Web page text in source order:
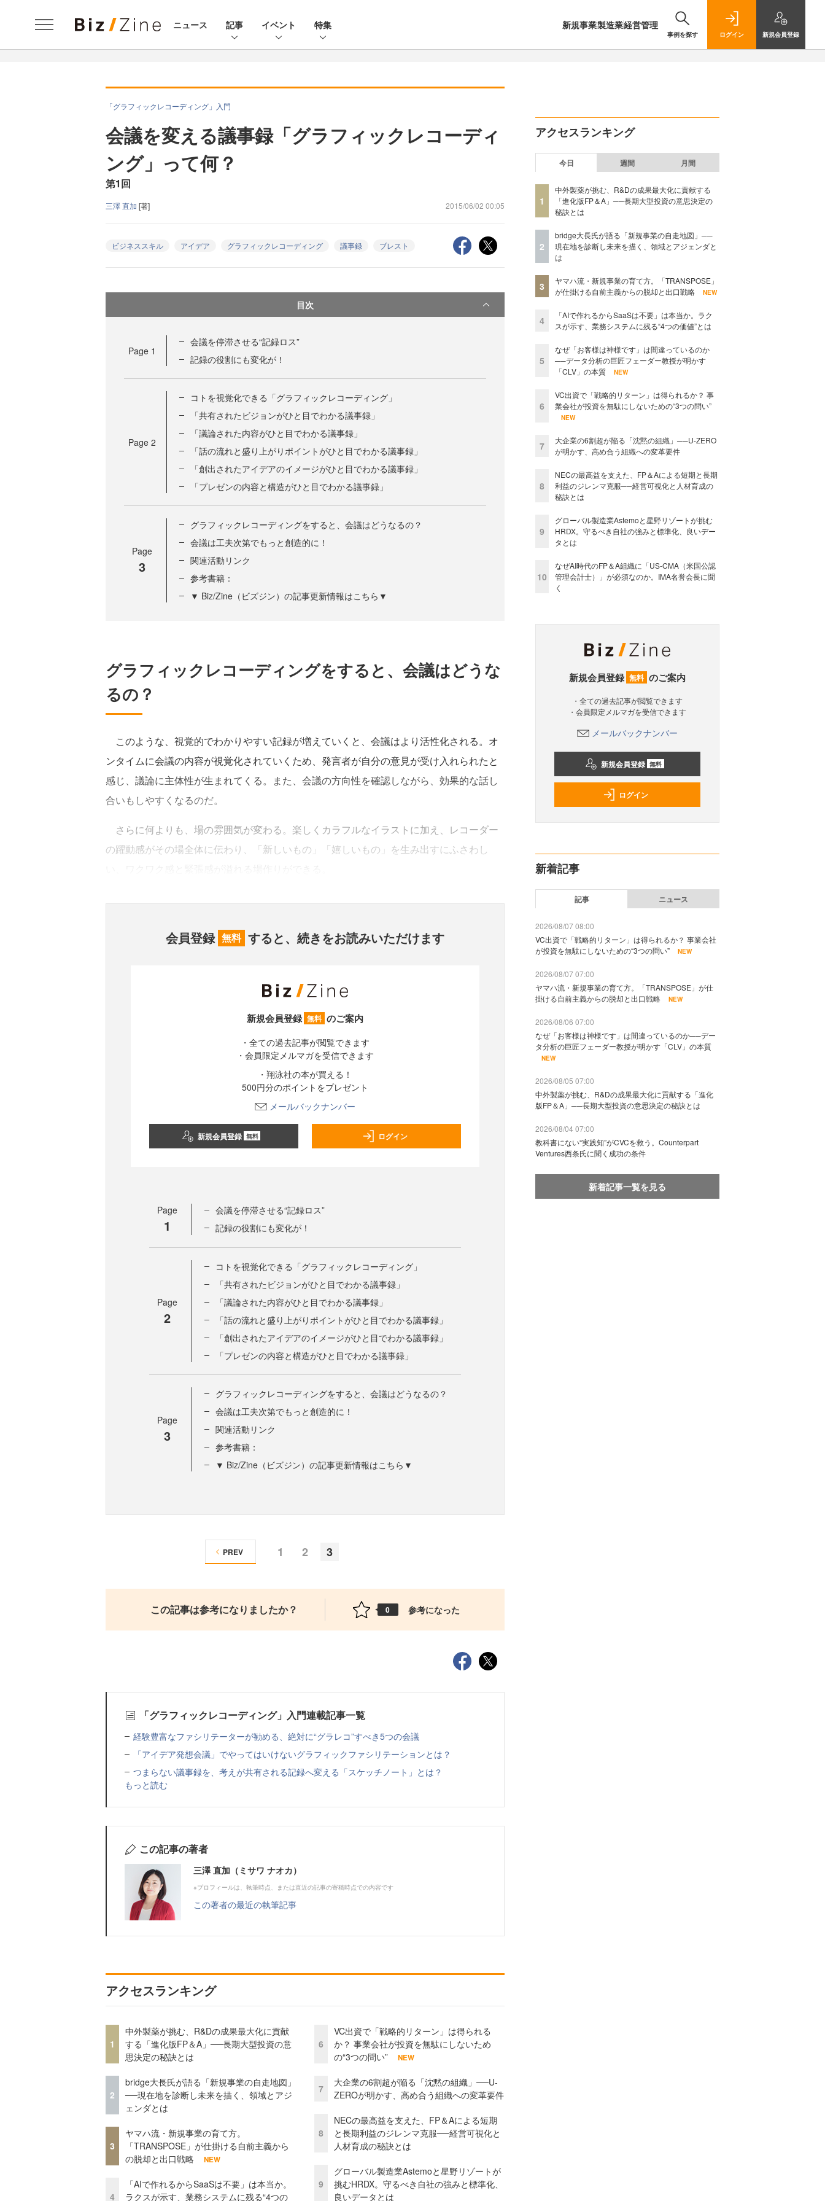
ニュース 記事 イベント 特集 新規事業製造業経営管理
事例を探す ログイン 新規会員登録
「グラフィックレコーディング」入門
会議を変える議事録「グラフィックレコーディ
ング」って何？
第1回
三澤 直加 [著] 2015/06/02 00:05
ビジネススキル アイデア グラフィックレコーディング 議事録 ブレスト
目次
Page 1
会議を停滞させる“記録ロス”
記録の役割にも変化が！
Page 2
コトを視覚化できる「グラフィックレコーディング」
「共有されたビジョンがひと目でわかる議事録」
「議論された内容がひと目でわかる議事録」
「話の流れと盛り上がりポイントがひと目でわかる議事録」
「創出されたアイデアのイメージがひと目でわかる議事録」
「プレゼンの内容と構造がひと目でわかる議事録」
Page
3
グラフィックレコーディングをすると、会議はどうなるの？
会議は工夫次第でもっと創造的に！
関連活動リンク
参考書籍：
▼ Biz/Zine（ビズジン）の記事更新情報はこちら▼
グラフィックレコーディングをすると、会議はどうな
るの？
このような、視覚的でわかりやすい記録が増えていくと、会議はより活性化される。オ
ンタイムに会議の内容が視覚化されていくため、発言者が自分の意見が受け入れられたと
感じ、議論に主体性が生まれてくる。また、会議の方向性を確認しながら、効果的な話し
合いもしやすくなるのだ。
さらに何よりも、場の雰囲気が変わる。楽しくカラフルなイラストに加え、レコーダー
の躍動感がその場全体に伝わり、「新しいもの」「嬉しいもの」を生み出すにふさわし
会員登録 無料 すると、続きをお読みいただけます
新規会員登録 無料 のご案内
・全ての過去記事が閲覧できます
・会員限定メルマガを受信できます
・翔泳社の本が買える！
500円分のポイントをプレゼント
メールバックナンバー
新規会員登録 無料 ログイン
Page
1
会議を停滞させる“記録ロス”
記録の役割にも変化が！
Page
2
コトを視覚化できる「グラフィックレコーディング」
「共有されたビジョンがひと目でわかる議事録」
「議論された内容がひと目でわかる議事録」
「話の流れと盛り上がりポイントがひと目でわかる議事録」
「創出されたアイデアのイメージがひと目でわかる議事録」
「プレゼンの内容と構造がひと目でわかる議事録」
Page
3
グラフィックレコーディングをすると、会議はどうなるの？
会議は工夫次第でもっと創造的に！
関連活動リンク
参考書籍：
▼ Biz/Zine（ビズジン）の記事更新情報はこちら▼
1 2 3
PREV
この記事は参考になりましたか？ 0 参考になった
「グラフィックレコーディング」入門連載記事一覧
経験豊富なファシリテーターが勧める、絶対に“グラレコ”すべき5つの会議
「アイデア発想会議」でやってはいけないグラフィックファシリテーションとは？
つまらない議事録を、考えが共有される記録へ変える「スケッチノート」とは？
もっと読む
この記事の著者
三澤 直加（ミサワ ナオカ）
※プロフィールは、執筆時点、または直近の記事の寄稿時点での内容です
この著者の最近の執筆記事
アクセスランキング
1
中外製薬が挑む、R&Dの成果最大化に貢献
する「進化版FP＆A」──長期大型投資の意
思決定の秘訣とは
2
bridge大長氏が語る「新規事業の自走地図」
──現在地を診断し未来を描く、領域とアジ
ェンダとは
3
ヤマハ流・新規事業の育て方。
「TRANSPOSE」が仕掛ける自前主義から
の脱却と出口戦略
NEW
4
「AIで作れるからSaaSは不要」は本当か。
ラクスが示す、業務システムに残る“4つの
6
VC出資で「戦略的リターン」は得られる
か？ 事業会社が投資を無駄にしないため
の“3つの問い”
NEW
7
大企業の6割超が陥る「沈黙の組織」──U-
ZEROが明かす、高め合う組織への変革要件
8
NECの最高益を支えた、FP＆Aによる短期
と長期利益のジレンマ克服──経営可視化と
人材育成の秘訣とは
9
グローバル製造業Astemoと星野リゾートが
挑むHRDX。守るべき自社の強みと標準化、
良いデータとは
アクセスランキング
今日 週間 月間
1
中外製薬が挑む、R&Dの成果最大化に貢献する
「進化版FP＆A」──長期大型投資の意思決定の
秘訣とは
2
bridge大長氏が語る「新規事業の自走地図」──
現在地を診断し未来を描く、領域とアジェンダと
は
3
ヤマハ流・新規事業の育て方。「TRANSPOSE」
が仕掛ける自前主義からの脱却と出口戦略
NEW
4
「AIで作れるからSaaSは不要」は本当か。ラク
スが示す、業務システムに残る“4つの価値”とは
5
なぜ「お客様は神様です」は間違っているのか
──データ分析の巨匠フェーダー教授が明かす
「CLV」の本質
NEW
6
VC出資で「戦略的リターン」は得られるか？ 事
業会社が投資を無駄にしないための“3つの問い”
NEW
7
大企業の6割超が陥る「沈黙の組織」──U-ZERO
が明かす、高め合う組織への変革要件
8
NECの最高益を支えた、FP＆Aによる短期と長期
利益のジレンマ克服──経営可視化と人材育成の
秘訣とは
9
グローバル製造業Astemoと星野リゾートが挑む
HRDX。守るべき自社の強みと標準化、良いデー
タとは
10
なぜAI時代のFP＆A組織に「US-CMA（米国公認
管理会計士）」が必須なのか。IMA名誉会長に聞
く
新規会員登録 無料 のご案内
・全ての過去記事が閲覧できます
・会員限定メルマガを受信できます
メールバックナンバー
新規会員登録 無料
ログイン
新着記事
記事 ニュース
2026/08/07 08:00
VC出資で「戦略的リターン」は得られるか？ 事業会社
が投資を無駄にしないための“3つの問い”
NEW
2026/08/07 07:00
ヤマハ流・新規事業の育て方。「TRANSPOSE」が仕
掛ける自前主義からの脱却と出口戦略
NEW
2026/08/06 07:00
なぜ「お客様は神様です」は間違っているのか──デー
タ分析の巨匠フェーダー教授が明かす「CLV」の本質
NEW
2026/08/05 07:00
中外製薬が挑む、R&Dの成果最大化に貢献する「進化
版FP＆A」──長期大型投資の意思決定の秘訣とは
2026/08/04 07:00
教科書にない“実践知”がCVCを救う。Counterpart
Ventures西条氏に聞く成功の条件
新着記事一覧を見る